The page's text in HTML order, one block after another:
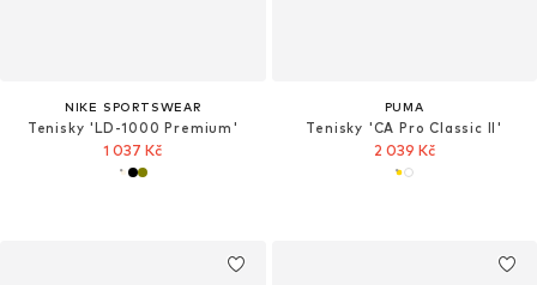
NIKE SPORTSWEAR
Tenisky 'LD-1000 Premium'
1 037 Kč
PUMA
Tenisky 'CA Pro Classic II'
2 039 Kč